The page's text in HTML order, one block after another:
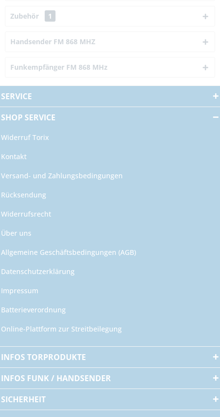
Zubehör 1
Handsender FM 868 MHZ
Funkempfänger FM 868 MHz
SERVICE
SHOP SERVICE
Widerruf Torix
Kontakt
Versand- und Zahlungsbedingungen
Rücksendung
Widerrufsrecht
Über uns
Allgemeine Geschäftsbedingungen (AGB)
Datenschutzerklärung
Impressum
Batterieverordnung
Online-Plattform zur Streitbeilegung
INFOS TORPRODUKTE
INFOS FUNK / HANDSENDER
SICHERHEIT